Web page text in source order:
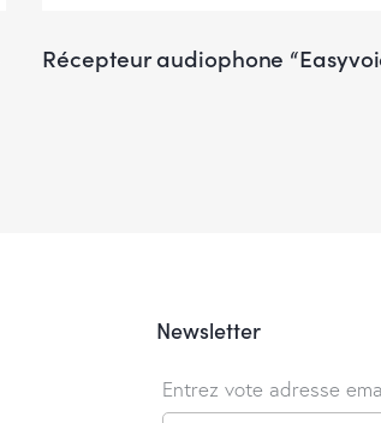
Récepteur audiophone
Newsletter
Entrez vote adresse